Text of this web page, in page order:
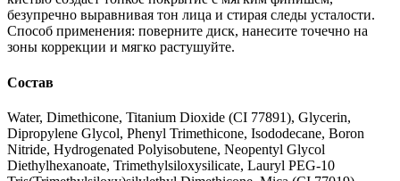
безупречно выравнивая тон лица и стирая следы усталости.
Способ применения: поверните диск, нанесите точечно на
зоны коррекции и мягко растушуйте.
Состав
Water, Dimethicone, Titanium Dioxide (CI 77891), Glycerin,
Dipropylene Glycol, Phenyl Trimethicone, Isododecane, Boron
Nitride, Hydrogenated Polyisobutene, Neopentyl Glycol
Diethylhexanoate, Trimethylsiloxysilicate, Lauryl PEG-10